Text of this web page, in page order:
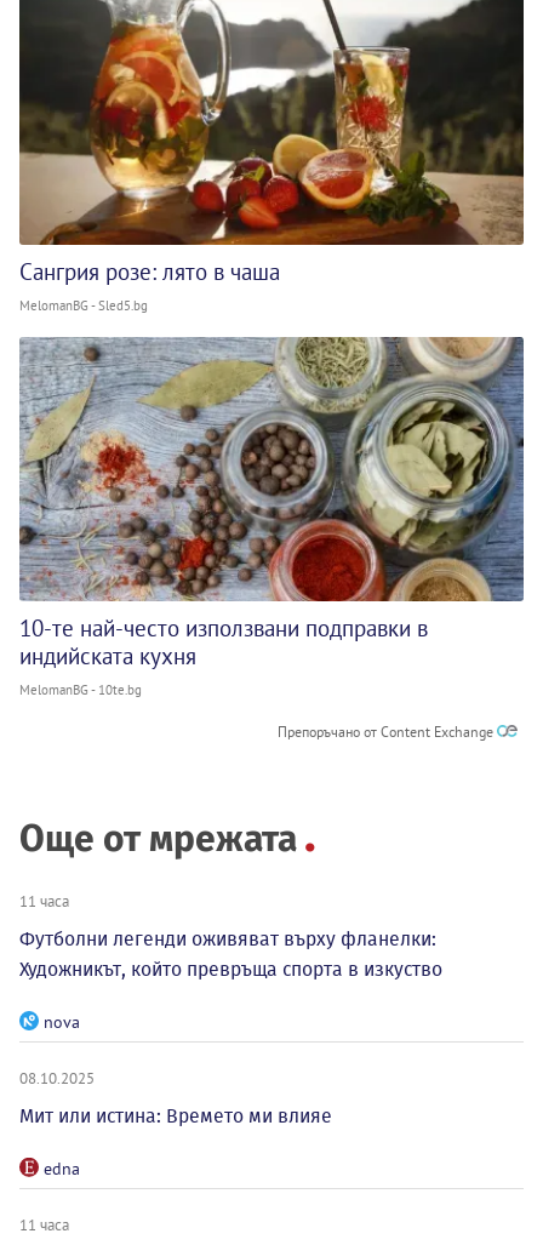
Сангрия розе: лято в чаша
MelomanBG - Sled5.bg
10-те най-често използвани подправки в
индийската кухня
MelomanBG - 10te.bg
Препоръчано от Content Exchange
Още от мрежата
11 часа
Футболни легенди оживяват върху фланелки:
Художникът, който превръща спорта в изкуство
nova
08.10.2025
Мит или истина: Времето ми влияе
edna
11 часа